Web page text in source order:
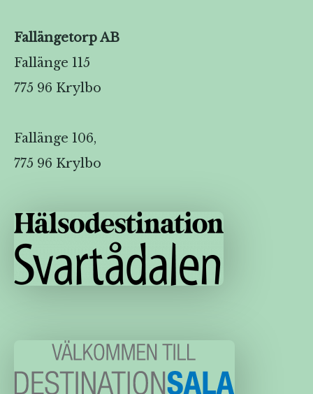
Fallängetorp AB
Fallänge 115
775 96 Krylbo
Fallänge 106,
775 96 Krylbo